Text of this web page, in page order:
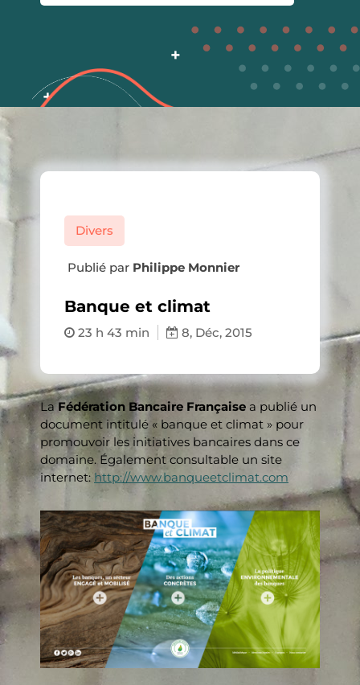
Divers
Publié par Philippe Monnier
Banque et climat
23 h 43 min 8, Déc, 2015
LaFédération Bancaire Française a publié un
document intitulé « banque et climat » pour
promouvoir les initiatives bancaires dans ce
domaine. Également consultable un site
internet: http://www.banqueetclimat.com